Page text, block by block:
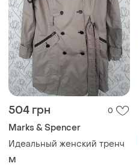
504 грн 0
Marks & Spencer
Идеальный женский тренч
M